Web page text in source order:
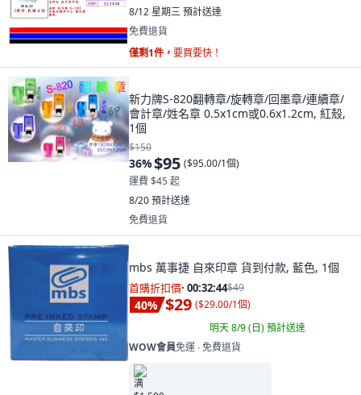
8/12 星期三預計送達
免費退貨
僅剩1件， 要買要快！
新力牌S-820翻轉章/旋轉章/回墨章/連續章/
會計章/姓名章 0.5x1cm或0.6x1.2cm, 紅殼,
1個
$150
36%$95 ($95.00/1個)
運費 $45 起
8/20預計送達
免費退貨
mbs 萬事捷 自來印章 貨到付款, 藍色, 1個
首購折扣價· 00:32:42$49
40% $29 ($29.00/1個)
明天 8/9 (日)預計送達
WOW會員免運 ∙ 免費退貨